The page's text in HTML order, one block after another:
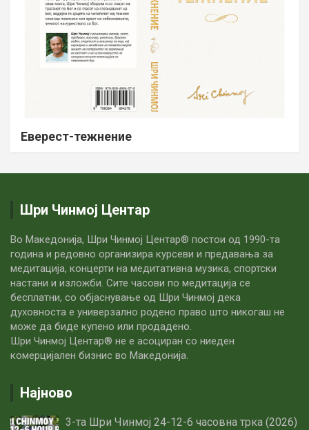
Еверест-тежнение
Шри Чинмој Центар
Во Македонија, Шри Чинмој Центар® постои од 1990-та
година и редовно организира курсеви и предавања за
медитација, концерти на медитативна музика, спортски
настани и изложби. Сите часови по медитацијa се
бесплатни, со објаснување од Шри Чинмој дека
духовноста е универзално родено право што никогаш не
може да биде купено или продадено.
Шри Чинмој Центар® не е асоциран со ниеден
комерцијален бизнис во Македонија.
Најново
3-та Шри Чинмој 24-12-6 часовна трка (2026)